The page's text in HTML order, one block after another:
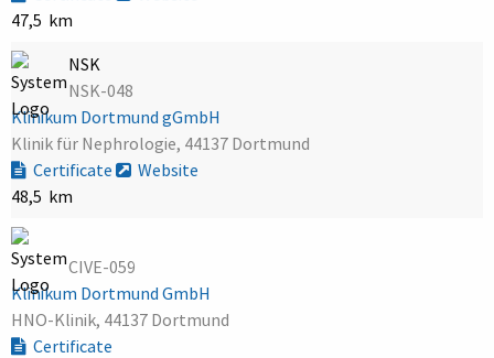
47,5 km
NSK
NSK-048
Klinikum Dortmund gGmbH
Klinik für Nephrologie, 44137 Dortmund
Certificate
Website
48,5 km
CIVE-059
Klinikum Dortmund GmbH
HNO-Klinik, 44137 Dortmund
Certificate